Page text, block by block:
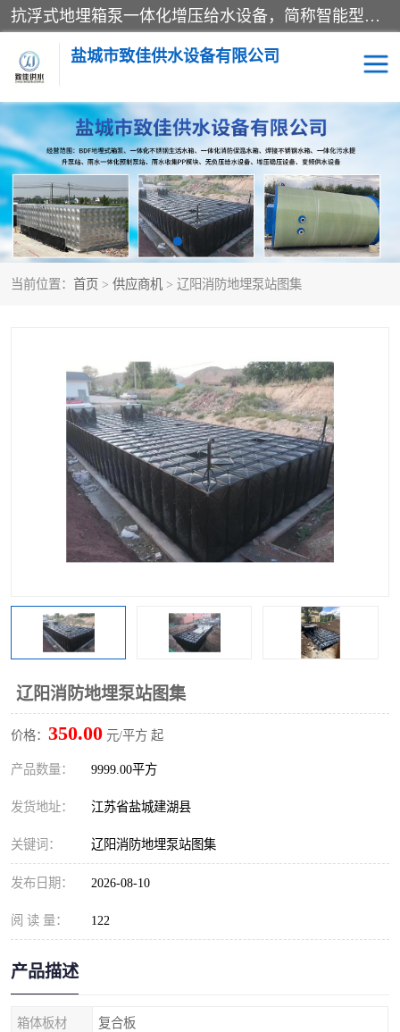
抗浮式地埋箱泵一体化增压给水设备，简称智能型泵站。它由由水泵机组、消防水箱、泵房三大部分组成，其抗浮效果好，因为设计时通过将底板与箱体联在一起，箱体重量抵消了地下水浮力。系统维护好，内部拉筋、泵站、管道，喷淋等各部运行正堂，无一损坏；结构更牢固。
盐城市致佳供水设备有限公司
当前位置： 首页 > 供应商机 > 辽阳消防地埋泵站图集
辽阳消防地埋泵站图集
价格： 350.00 元/平方 起
产品数量： 9999.00平方
发货地址： 江苏省盐城建湖县
关键词： 辽阳消防地埋泵站图集
发布日期： 2026-08-10
阅 读 量： 122
产品描述
箱体板材 复合板
消防一体化水箱 地埋箱泵一体化
一体化污水泵站